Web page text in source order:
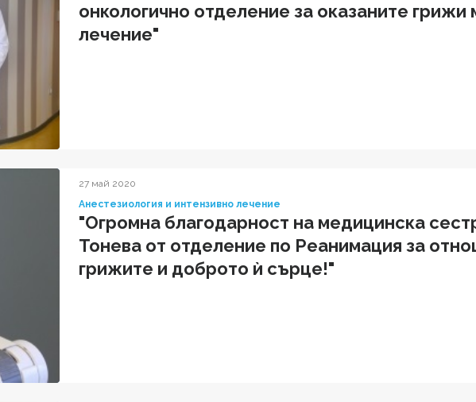
онкологично отделение за оказаните грижи
лечение"
27 май 2020
Анестезиология и интензивно лечение
"Огромна благодарност на медицинска
Тонева от отделение по Реанимация за
грижите и доброто ѝ сърце!"